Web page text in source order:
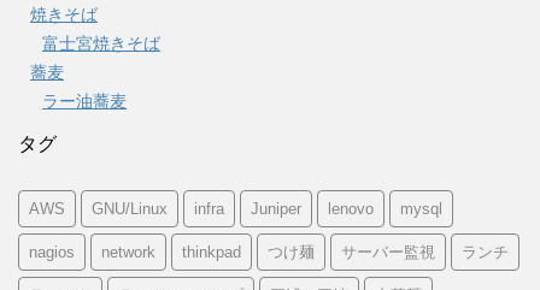
焼きそば
富士宮焼きそば
蕎麦
ラー油蕎麦
タグ
AWS GNU/Linux infra Juniper lenovo mysql
nagios network thinkpad つけ麺 サーバー監視 ランチ